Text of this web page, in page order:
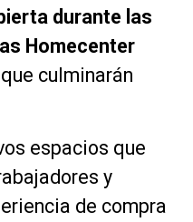
durante las
Homecenter
culminarán
espacios que
y
de compra